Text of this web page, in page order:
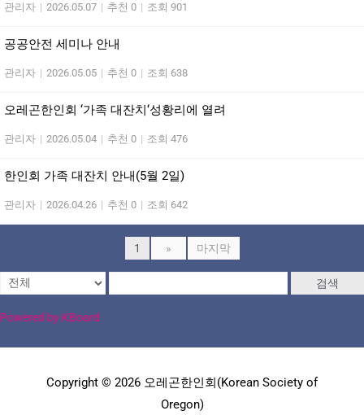
관리자 | 2026.05.07 | 추천 0 | 조회 901
공공안전 세미나 안내
관리자 | 2026.05.05 | 추천 0 | 조회 638
오레곤한인회 ‘가족 대잔치‘성황리에 열려
관리자 | 2026.05.04 | 추천 0 | 조회 476
한인회 가족 대잔치 안내(5월 2일)
관리자 | 2026.04.26 | 추천 0 | 조회 642
1 » 마지막
검색
Powered by KBoard
Copyright © 2026 오레곤한인회(Korean Society of
Oregon)